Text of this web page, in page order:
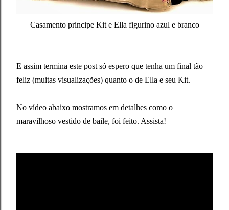
Casamento principe Kit e Ella figurino azul e branco
E assim termina este post só espero que tenha um final tão
feliz (muitas visualizações) quanto o de Ella e seu Kit.
No vídeo abaixo mostramos em detalhes como o
maravilhoso vestido de baile, foi feito. Assista!